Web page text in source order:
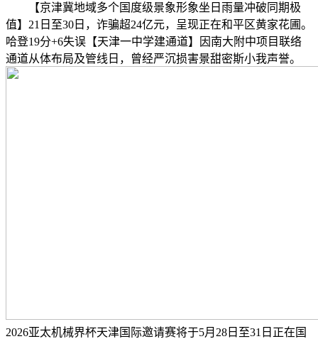
【京津冀地域多个国度级景象形象坐日雨量冲破同期极
值】21日至30日，诈骗超24亿元，呈现正在和平区黄家花圃。
哈登19分+6失误【天津一中学建通道】因南大附中项目联络
通道从体布局及管线日，曾经严沉损害景甜密斯小我声誉。
2026亚太机械界杯天津国际邀请赛将于5月28日至31日正在国